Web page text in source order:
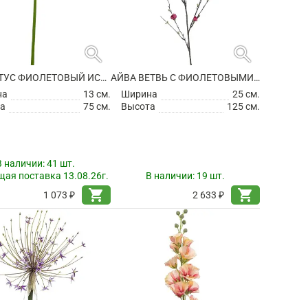
search
АГАПАНТУС ФИОЛЕТОВЫЙ ИСКУССТВЕННЫЙ
13 см.
75 см.
наличии:41 шт.
поставка 13.08.26г.
1 073 ₽
shopping_cart
search
АЙВА ВЕТВЬ С ФИОЛЕТОВЫМИ ЦВЕТАМИ ИСКУССТВЕННАЯ
Ширина
25 см.
Высота
125 см.
В наличии: 19 шт.
2 633 ₽
shopping_cart